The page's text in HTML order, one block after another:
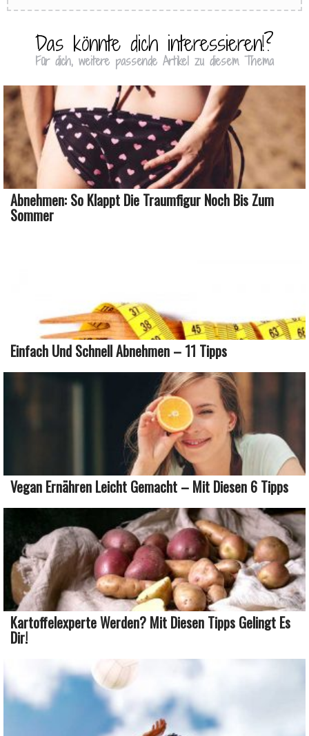
Das könnte dich interessieren!?
Für dich, weitere passende Artikel zu diesem Thema
Abnehmen: So Klappt Die Traumfigur Noch Bis Zum
Sommer
Einfach Und Schnell Abnehmen – 11 Tipps
Vegan Ernähren Leicht Gemacht – Mit Diesen 6 Tipps
Kartoffelexperte Werden? Mit Diesen Tipps Gelingt Es
Dir!